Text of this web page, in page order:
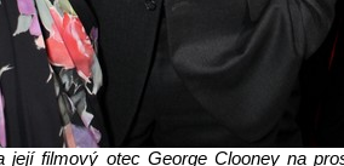
její filmový otec George Clooney na